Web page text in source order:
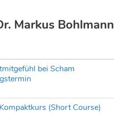
Markus Bohlmann
bei Scham
(Short Course)